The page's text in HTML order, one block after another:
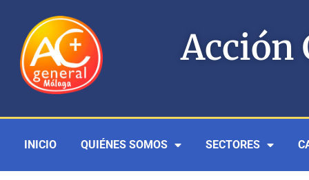
contenido
Acción
INICIO QUIÉNES SOMOS SECTORES